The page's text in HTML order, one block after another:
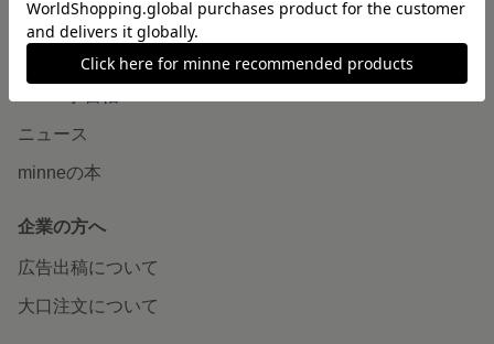
読みもの
minneとものづくりと
ニュース
minneの本
企業の方へ
広告出稿について
大口注文について